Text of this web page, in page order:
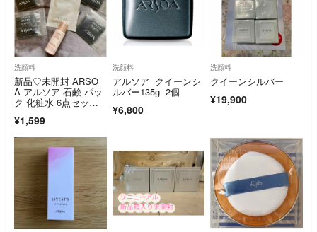
洗顔料
新品♡未開封 ARSO
A アルソア 石鹸 パッ
ク 化粧水 6点セッ
¥1,599
洗顔料
アルソア クイーンシ
ルバー135g 2個
¥6,800
洗顔料
クイーンシルバー
¥19,900